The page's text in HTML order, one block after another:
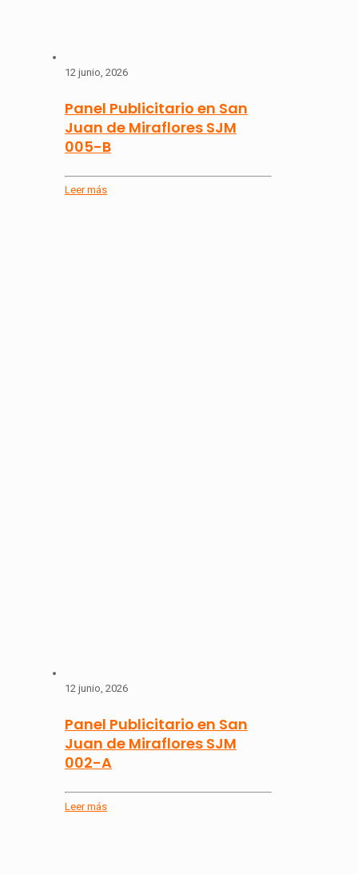
12 junio, 2026
Panel Publicitario en San
Juan de Miraflores SJM
005-B
Leer más
12 junio, 2026
Panel Publicitario en San
Juan de Miraflores SJM
002-A
Leer más